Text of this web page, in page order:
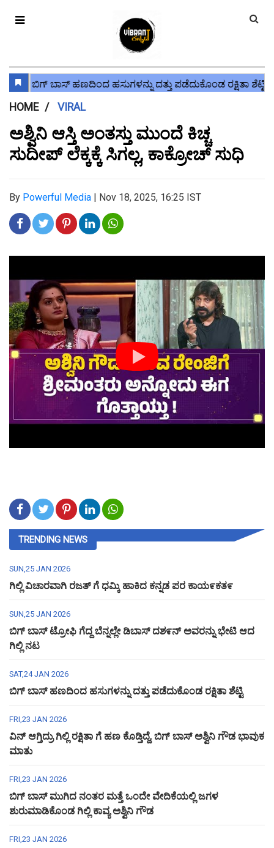
HOME VIRAL
ಅಶ್ವಿನಿ ಆಸ್ತಿ ಅಂತಸ್ತು ಮುಂದೆ ಕಿಚ್ಚ
ಸುದೀಪ್ ಲೆಕ್ಕಕ್ಕೆ ಸಿಗಲ್ಲ, ಕಾಕ್ರೋಚ್ ಸುಧಿ
By Powerful Media | Nov 18, 2025, 16:25 IST
TRENDING NEWS
SUN,25 JAN 2026
ಗಿಲ್ಲಿ ವಿಚಾರವಾಗಿ ರಜತ್ ಗೆ ಧಮ್ಕಿ ಹಾಕಿದ ಕನ್ನಡ ಪರ ಕಾಯ೯ಕತ೯
SUN,25 JAN 2026
ಬಿಗ್ ಬಾಸ್ ಟ್ರೋಫಿ ಗೆದ್ದ ಬೆನ್ನಲ್ಲೇ ಡಿಬಾಸ್ ದಶ೯ನ್ ಅವರನ್ನು ಭೇಟಿ ಆದ
ಗಿಲ್ಲಿ ನಟ
SAT,24 JAN 2026
ಬಿಗ್ ಬಾಸ್ ಹಣದಿಂದ ಹಸುಗಳನ್ನು ದತ್ತು ಪಡೆದುಕೊಂಡ ರಕ್ಷಿತಾ ಶೆಟ್ಟಿ
FRI,23 JAN 2026
ವಿನ್ ಆಗ್ತಿದ್ರು ಗಿಲ್ಲಿ ರಕ್ಷಿತಾ ಗೆ ಹಣ ಕೊಡ್ತಿದ್ದೆ, ಬಿಗ್ ಬಾಸ್ ಅಶ್ವಿನಿ ಗೌಡ ಭಾವುಕ
ಮಾತು
FRI,23 JAN 2026
ಬಿಗ್ ಬಾಸ್ ಮುಗಿದ ನಂತರ ಮತ್ತೆ ಒಂದೇ ವೇದಿಕೆಯಲ್ಲಿ ಜಗಳ
ಶುರುಮಾಡಿಕೊಂಡ ಗಿಲ್ಲಿ ಕಾವ್ಯ ಅಶ್ವಿನಿ ಗೌಡ
FRI,23 JAN 2026